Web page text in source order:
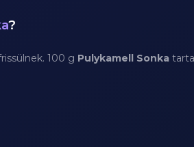
?
100 g Pulykamell Sonka